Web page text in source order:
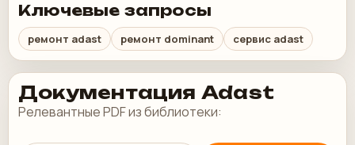
Ключевые запросы
ремонт adast ремонт dominant сервис adast
Документация Adast
Релевантные PDF из библиотеки: